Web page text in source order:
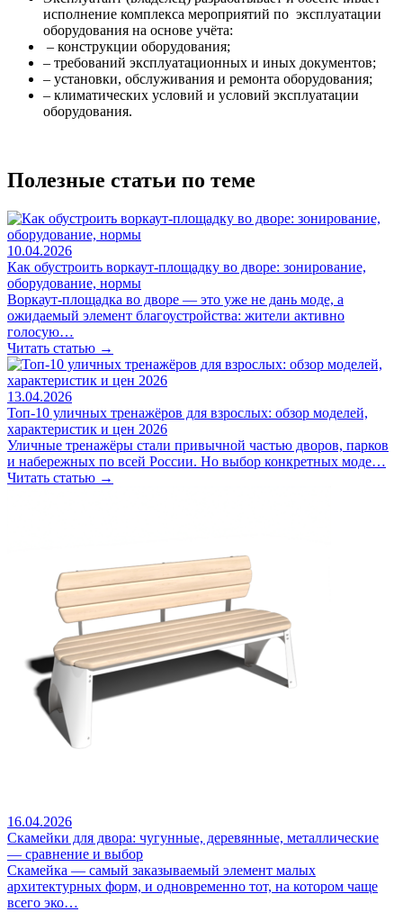
исполнение комплекса мероприятий по эксплуатации
оборудования на основе учёта:
– конструкции оборудования;
– требований эксплуатационных и иных документов;
– установки, обслуживания и ремонта оборудования;
– климатических условий и условий эксплуатации
оборудования.
Полезные статьи по теме
10.04.2026
Как обустроить воркаут-площадку во дворе: зонирование,
оборудование, нормы
Воркаут-площадка во дворе — это уже не дань моде, а
ожидаемый элемент благоустройства: жители активно
голосую…
Читать статью →
13.04.2026
Топ-10 уличных тренажёров для взрослых: обзор моделей,
характеристик и цен 2026
Уличные тренажёры стали привычной частью дворов, парков
и набережных по всей России. Но выбор конкретных моде…
Читать статью →
16.04.2026
Скамейки для двора: чугунные, деревянные, металлические
— сравнение и выбор
Скамейка — самый заказываемый элемент малых
архитектурных форм, и одновременно тот, на котором чаще
всего эко…